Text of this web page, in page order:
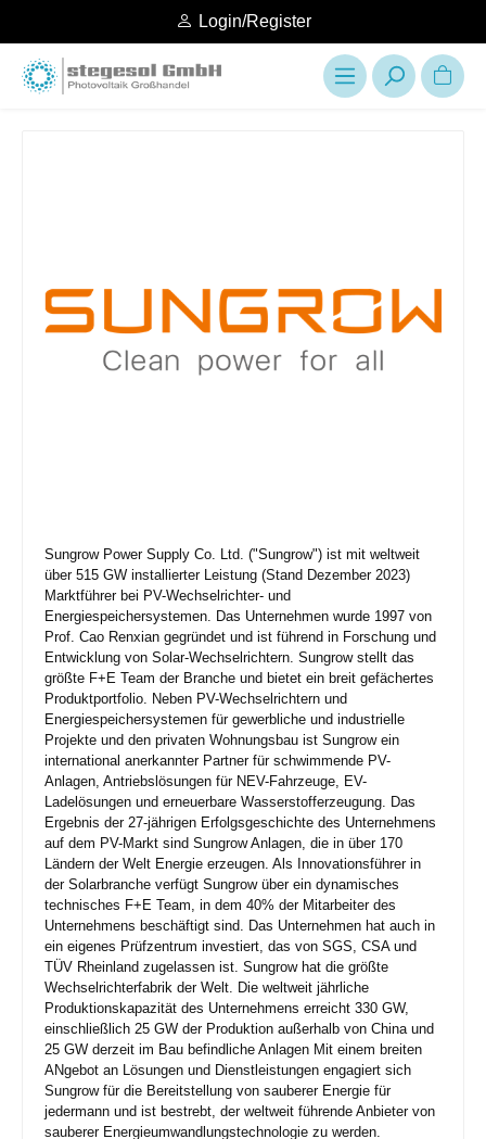
Login/Register
Sungrow Power Supply Co. Ltd. ("Sungrow") ist mit weltweit
über 515 GW installierter Leistung (Stand Dezember 2023)
Marktführer bei PV-Wechselrichter- und
Energiespeichersystemen. Das Unternehmen wurde 1997 von
Prof. Cao Renxian gegründet und ist führend in Forschung und
Entwicklung von Solar-Wechselrichtern. Sungrow stellt das
größte F+E Team der Branche und bietet ein breit gefächertes
Produktportfolio. Neben PV-Wechselrichtern und
Energiespeichersystemen für gewerbliche und industrielle
Projekte und den privaten Wohnungsbau ist Sungrow ein
international anerkannter Partner für schwimmende PV-
Anlagen, Antriebslösungen für NEV-Fahrzeuge, EV-
Ladelösungen und erneuerbare Wasserstofferzeugung. Das
Ergebnis der 27-jährigen Erfolgsgeschichte des Unternehmens
auf dem PV-Markt sind Sungrow Anlagen, die in über 170
Ländern der Welt Energie erzeugen. Als Innovationsführer in
der Solarbranche verfügt Sungrow über ein dynamisches
technisches F+E Team, in dem 40% der Mitarbeiter des
Unternehmens beschäftigt sind. Das Unternehmen hat auch in
ein eigenes Prüfzentrum investiert, das von SGS, CSA und
TÜV Rheinland zugelassen ist. Sungrow hat die größte
Wechselrichterfabrik der Welt. Die weltweit jährliche
Produktionskapazität des Unternehmens erreicht 330 GW,
einschließlich 25 GW der Produktion außerhalb von China und
25 GW derzeit im Bau befindliche Anlagen Mit einem breiten
ANgebot an Lösungen und Dienstleistungen engagiert sich
Sungrow für die Bereitstellung von sauberer Energie für
jedermann und ist bestrebt, der weltweit führende Anbieter von
sauberer Energieumwandlungstechnologie zu werden.